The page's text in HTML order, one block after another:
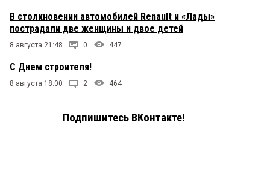
В столкновении автомобилей Renault и «Лады»
пострадали две женщины и двое детей
8 августа 21:48 0 447
С Днем строителя!
8 августа 18:00 2 464
Подпишитесь ВКонтакте!